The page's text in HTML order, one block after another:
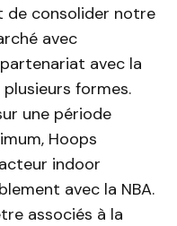
de consolider notre
avec
avec la
formes.
une période
Hoops
indoor
avec la NBA.
associés à la